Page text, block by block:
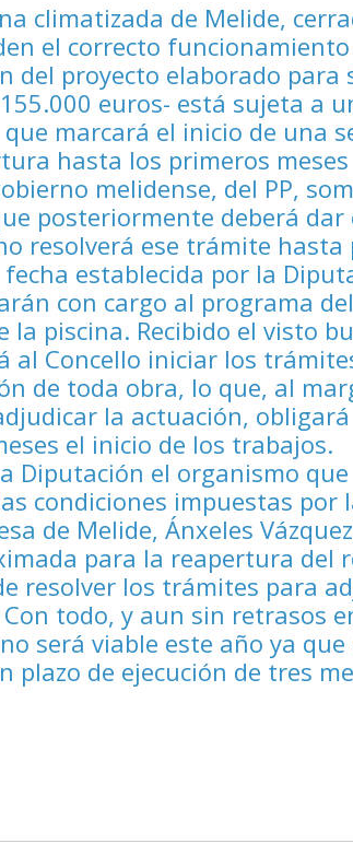
climatizada de Melide,
el correcto
del proyecto elaborado para
euros- está sujeta a
marcará el inicio de una
hasta los primeros
melidense, del PP,
posteriormente deberá
resolverá ese trámite hasta
establecida por la
con cargo al programa
la piscina. Recibido el visto
al Concello iniciar los
de toda obra, lo que, al
la actuación,
el inicio de los trabajos.
Diputación el organismo
condiciones impuestas por
de Melide, Ánxeles
para la reapertura del
resolver los trámites para
todo, y aun sin retrasos
será viable este año ya
plazo de ejecución de tres